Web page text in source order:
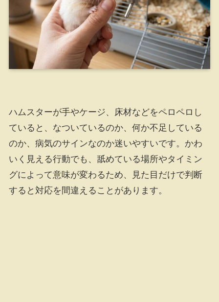
ハムスターが手やケージ、床材などをペロペロし
ていると、なついているのか、何か不足している
のか、病気のサインなのか迷いやすいです。かわ
いく見える行動でも、舐めている場所やタイミン
グによって意味が変わるため、見た目だけで判断
すると対応を間違えることがあります。